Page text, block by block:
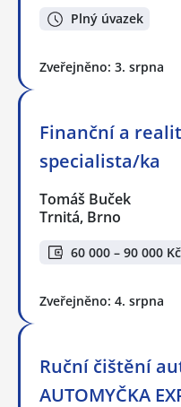
Plný úvazek
Zveřejněno: 3. srpna
Finanční a
specialista/ka
Tomáš Buček
Trnitá, Brno
60 000 – 90 000 Kč
Zveřejněno: 4. srpna
Ruční čištění
AUTOMYČKA